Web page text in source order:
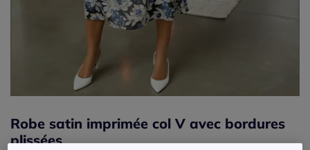
Robe satin imprimée col V avec bordures
plissées